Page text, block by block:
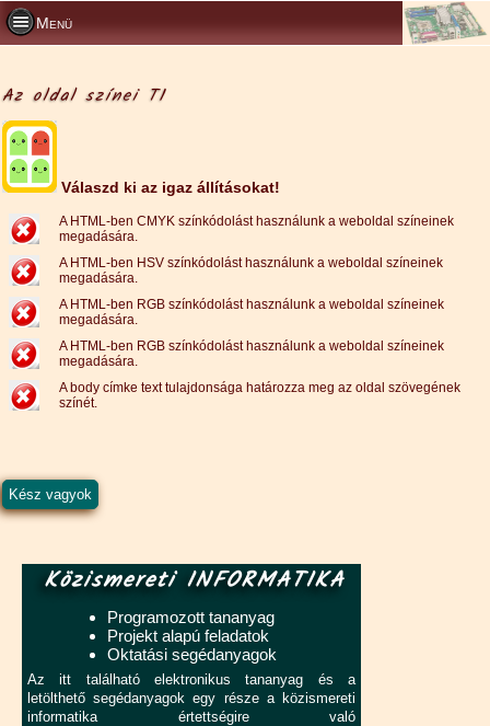
Menü
Az oldal színei T1
Válaszd ki az igaz állításokat!
A HTML-ben CMYK színkódolást használunk a weboldal színeinek
megadására.
A HTML-ben HSV színkódolást használunk a weboldal színeinek
megadására.
A HTML-ben RGB színkódolást használunk a weboldal színeinek
megadására.
A HTML-ben RGB színkódolást használunk a weboldal színeinek
megadására.
A body címke text tulajdonsága határozza meg az oldal szövegének
színét.
Közismereti INFORMATIKA
Programozott tananyag
Projekt alapú feladatok
Oktatási segédanyagok
Az itt található elektronikus tananyag és a
letölthető segédanyagok egy része a közismereti
informatika értettségire való